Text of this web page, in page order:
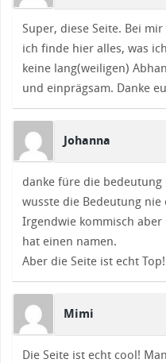
Super, diese Seite. Bei
ich finde hier alles, was
keine lang(weiligen)
und einprägsam. Danke
Johanna
danke füre die
wusste die Bedeutung
Irgendwie kommisch
hat einen namen.
Aber die Seite ist echt
Mimi
Die Seite ist echt cool!